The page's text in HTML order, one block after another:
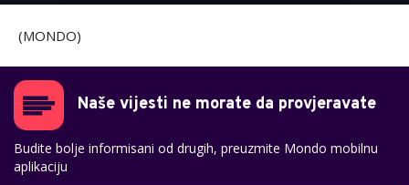
(MONDO)
Naše vijesti ne morate da provjeravate
Budite bolje informisani od drugih, preuzmite Mondo mobilnu
aplikaciju